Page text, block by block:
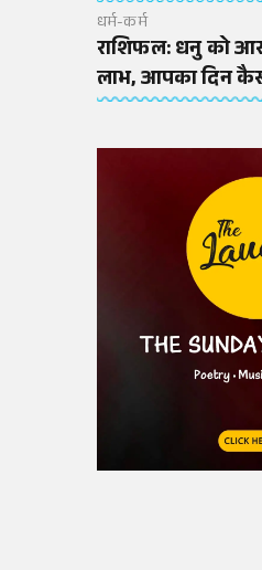
धर्म-कर्म
राशिफल: धनु को
लाभ, आपका दिन